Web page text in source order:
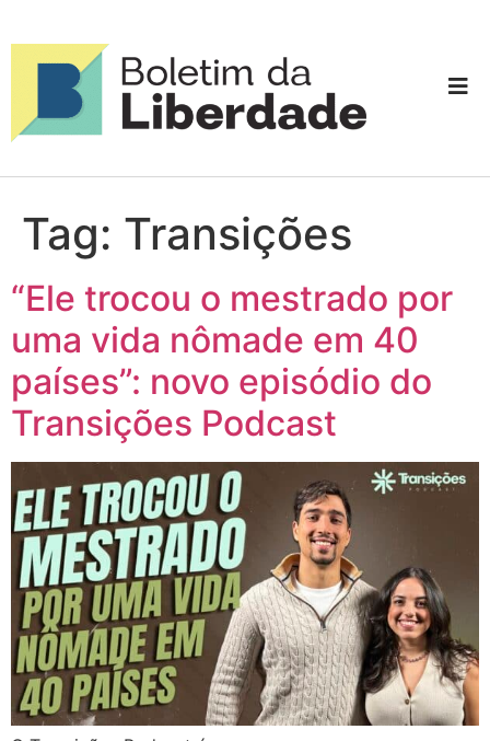
Tag: Transições
“Ele trocou o mestrado por
uma vida nômade em 40
países”: novo episódio do
Transições Podcast